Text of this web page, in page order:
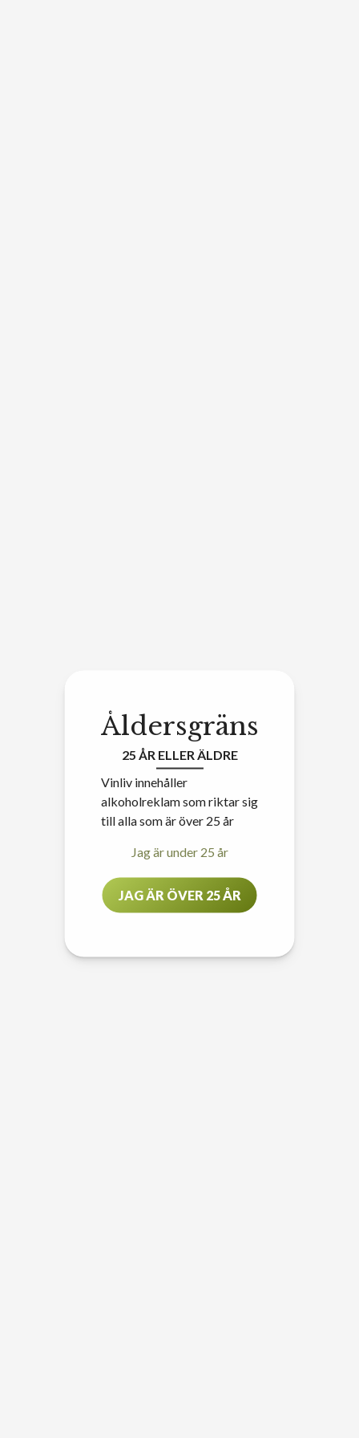
Åldersgräns
25 ÅR ELLER ÄLDRE
Vinliv innehåller
alkoholreklam som riktar sig
till alla som är över 25 år
Jag är under 25 år
JAG ÄR ÖVER 25 ÅR